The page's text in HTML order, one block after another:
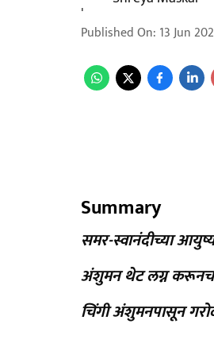
Published On: 13 Jun
Summary
समर-स्वानंदीच्या
अंशुमन थेट लग्न करूनच
चिंगी अंशुमनपासून